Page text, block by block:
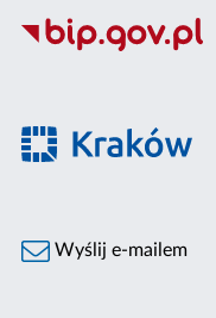
Wyślij e-mailem